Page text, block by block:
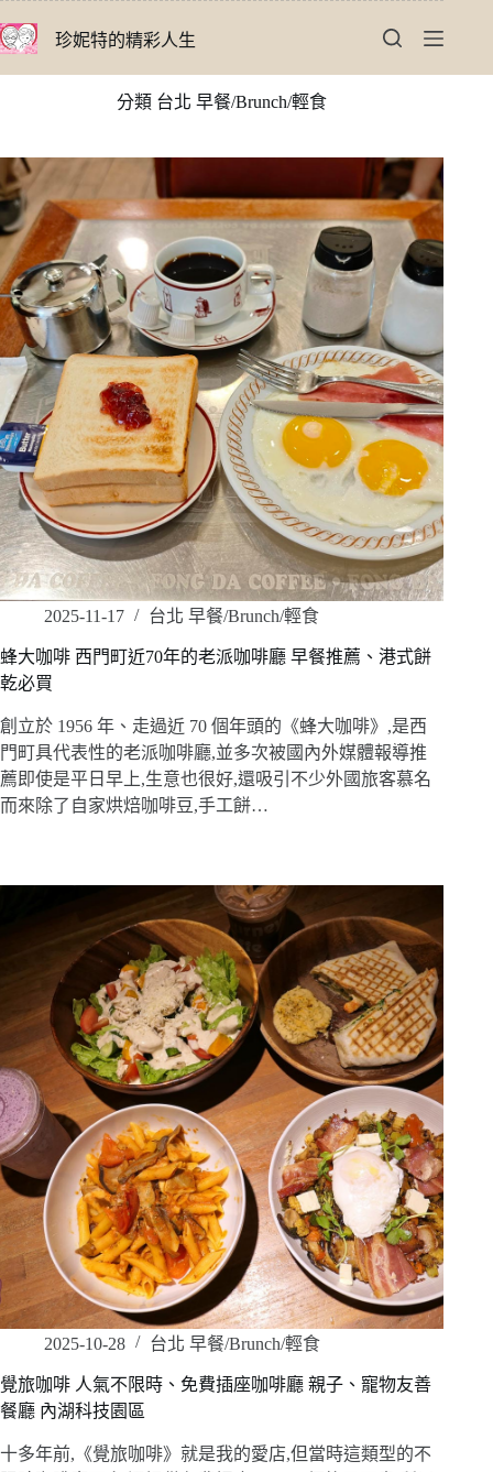
至
珍妮特的精彩人生
分類 台北 早餐/Brunch/輕食
2025-11-17 台北 早餐/Brunch/輕食
蜂大咖啡 西門町近70年的老派咖啡廳 早餐推薦、港式餅
乾必買
創立於 1956 年、走過近 70 個年頭的《蜂大咖啡》,是西
門町具代表性的老派咖啡廳,並多次被國內外媒體報導推
薦即使是平日早上,生意也很好,還吸引不少外國旅客慕名
而來除了自家烘焙咖啡豆,手工餅…
2025-10-28 台北 早餐/Brunch/輕食
覺旅咖啡 人氣不限時、免費插座咖啡廳 親子、寵物友善
餐廳 內湖科技園區
十多年前,《覺旅咖啡》就是我的愛店,但當時這類型的不